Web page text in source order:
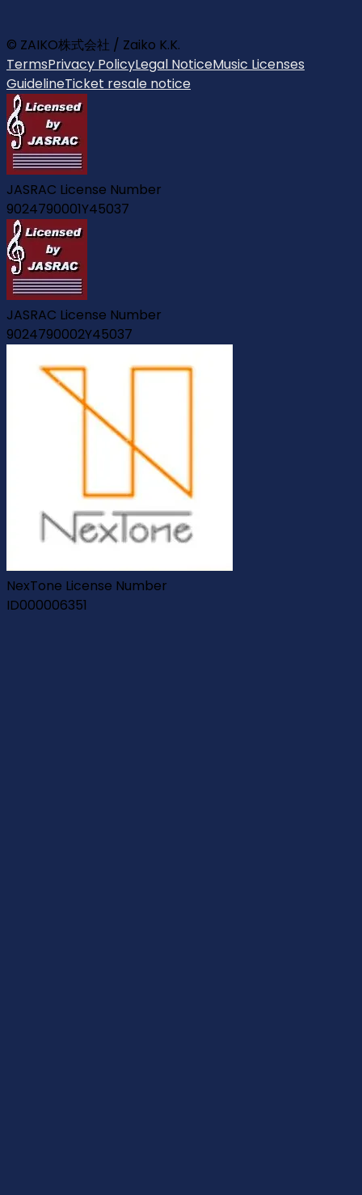
© ZAIKO株式会社 / Zaiko K.K.
TermsPrivacy PolicyLegal NoticeMusic Licenses
GuidelineTicket resale notice
JASRAC License Number
9024790001Y45037
JASRAC License Number
9024790002Y45037
NexTone License Number
ID000006351